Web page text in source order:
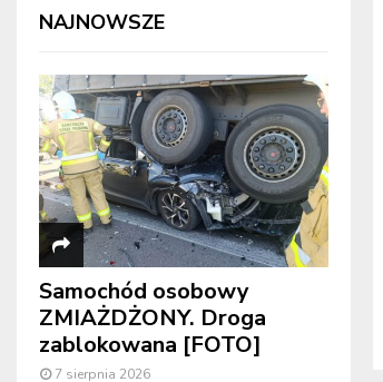
NAJNOWSZE
Samochód osobowy
ZMIAŻDŻONY. Droga
zablokowana [FOTO]
7 sierpnia 2026